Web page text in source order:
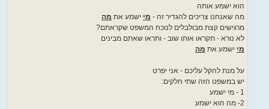
הוא ישמע אותה
מה שאנחנו צריכים להגדיר זה - מי ישמע את מה
מרגישים קצת מבולבלים לנוכח המשפט שקראתם?
לא נורא - תקראו אותו שוב - ותראו שאתם מבינים
מי ישמע את מה
על מנת להקל עליכם - אני יפרט
יש במשפט הזה שתי חלקים:
1 - מי ישמע
2- מה הוא ישמע